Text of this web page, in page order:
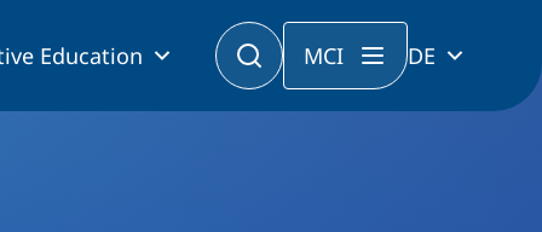
Education MCI DE